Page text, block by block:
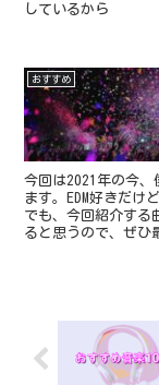
しているから
おすすめ
今回は2021年の今、
ます。EDM好きだけ
でも、今回紹介する
ると思うので、ぜひ